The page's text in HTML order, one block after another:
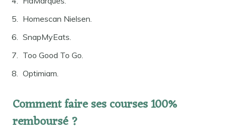
Homescan Nielsen.
SnapMyEats.
Too Good To Go.
Optimiam.
Comment faire ses courses 100%
remboursé ?